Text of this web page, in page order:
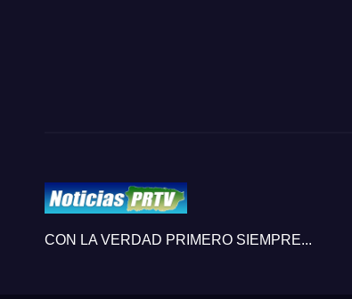
CON LA VERDAD PRIMERO SIEMPRE...